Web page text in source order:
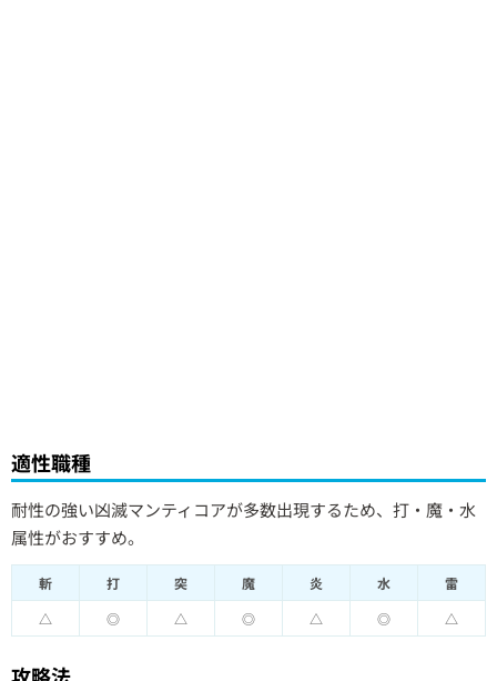
適性職種
耐性の強い凶滅マンティコアが多数出現するため、打・魔・水
属性がおすすめ。
斬 打 突 魔 炎 水
雷
△
◎ △ ◎ △ ◎ △
攻略法